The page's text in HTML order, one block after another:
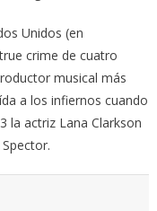
Unidos (en
crime de cuatro
musical más
a los infiernos cuando
la actriz Lana Clarkson